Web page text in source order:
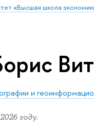
«Высшая школа
и
году.